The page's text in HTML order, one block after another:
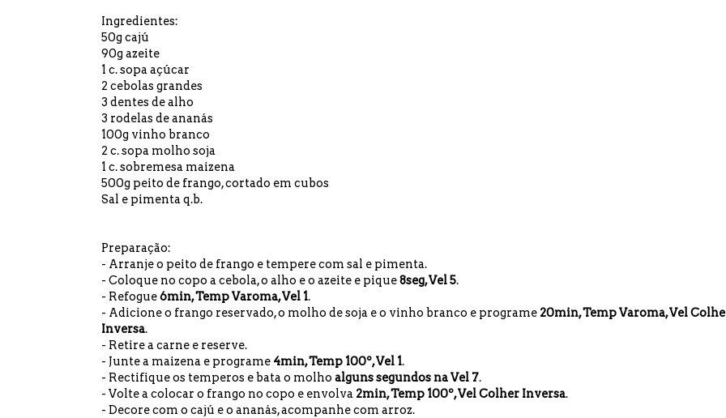
Ingredientes:
50g cajú
90g azeite
1 c. sopa açúcar
2 cebolas grandes
3 dentes de alho
3 rodelas de ananás
100g vinho branco
2 c. sopa molho soja
1 c. sobremesa maizena
500g peito de frango, cortado em cubos
Sal e pimenta q.b.
Preparação:
- Arranje o peito de frango e tempere com sal e pimenta.
- Coloque no copo a cebola, o alho e o azeite e pique8seg, Vel 5.
- Refogue6min, Temp Varoma, Vel 1.
- Adicione o frango reservado, o molho de soja e o vinho branco e programe 20min, Temp Varoma, Vel
Inversa.
- Retire a carne e reserve.
- Junte a maizena e programe 4min, Temp 100º, Vel 1.
- Rectifique os temperos e bata o molho alguns segundos na Vel 7.
- Volte a colocar o frango no copo e envolva 2min, Temp 100º, Vel Colher Inversa.
- Decore com o cajú e o ananás, acompanhe com arroz.